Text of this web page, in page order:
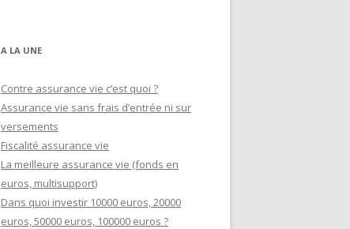
A LA UNE
Contre assurance vie c’est quoi ?
Assurance vie sans frais d’entrée ni sur
versements
Fiscalité assurance vie
La meilleure assurance vie (fonds en
euros, multisupport)
Dans quoi investir 10000 euros, 20000
euros, 50000 euros, 100000 euros ?